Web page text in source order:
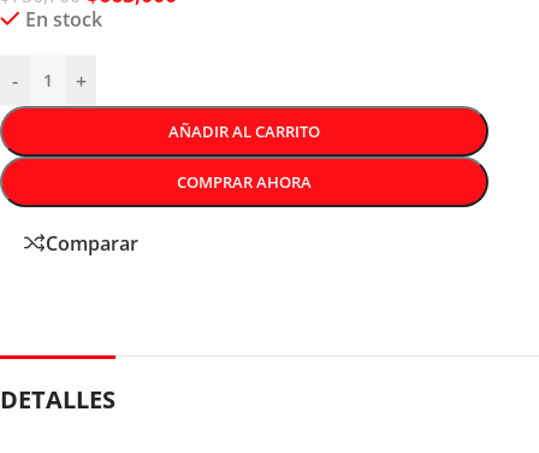
En stock
- +
AÑADIR AL CARRITO
COMPRAR AHORA
Comparar
DETALLES